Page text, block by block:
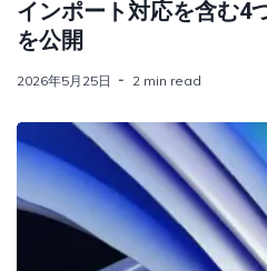
インポート対応を含む4
を公開
2026年5月25日 2 min read